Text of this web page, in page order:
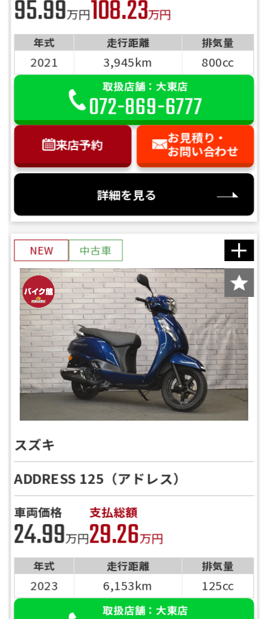
95.99万円108.23万円
年式 走行距離 排気量
2021 3,945km 800cc
取扱店舗：大東店
072-869-6777
来店予約
お見積り・
お問い合わせ
詳細を見る
NEW 中古車
スズキ
ADDRESS 125（アドレス）
車両価格
24.99万円
支払総額
29.26万円
年式 走行距離 排気量
2023 6,153km 125cc
取扱店舗：大東店